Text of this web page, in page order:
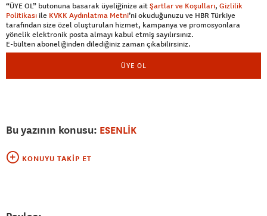
“ÜYE OL” butonuna basarak üyeliğinize aitŞartlar ve Koşulları, Gizlilik
Politikası ile KVKK Aydınlatma Metni’ni okuduğunuzu ve HBR Türkiye
tarafından size özel oluşturulan hizmet, kampanya ve promosyonlara
yönelik elektronik posta almayı kabul etmiş sayılırsınız.
E-bülten aboneliğinden dilediğiniz zaman çıkabilirsiniz.
ÜYE OL
Bu yazının konusu: ESENLİK
KONUYU TAKIP ET